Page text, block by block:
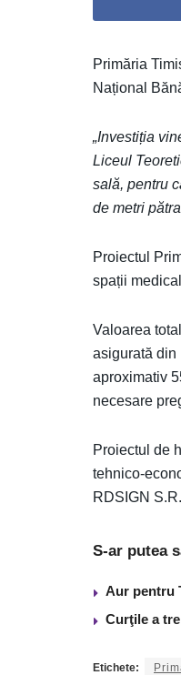
Primăria
Național
„Investiția
Liceul
sală, pentru
de metri
Proiectul
spații
Valoarea
asigurată din
aproximativ
necesare
Proiectul de
tehnico-
RDSIGN
S-ar putea
Aur pentru
Curţile a
Etichete: